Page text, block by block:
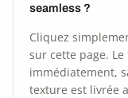
seamless ?
Cliquez
sur cette page.
immédiatement,
texture est livrée